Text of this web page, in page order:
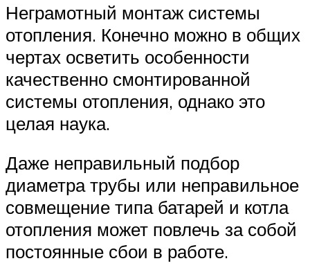
Неграмотный монтаж системы
отопления. Конечно можно в общих
чертах осветить особенности
качественно смонтированной
системы отопления, однако это
целая наука.
Даже неправильный подбор
диаметра трубы или неправильное
совмещение типа батарей и котла
отопления может повлечь за собой
постоянные сбои в работе.